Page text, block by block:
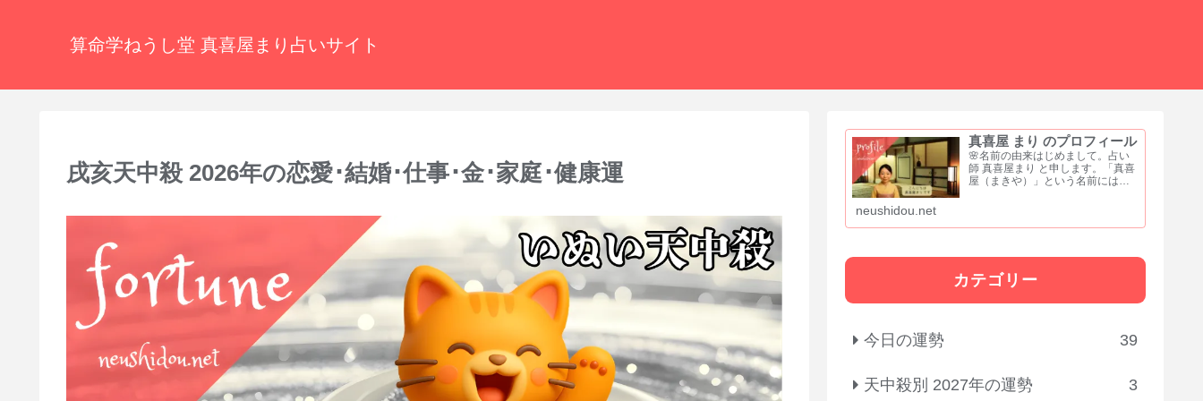
算命学ねうし堂 真喜屋まり占いサイト
戌亥天中殺 2026年の恋愛･結婚･仕事･金･家庭･健康運
真喜屋 まり のプロフィール
🌸名前の由来はじめまして。占い
師 真喜屋まり と申します。「真喜
屋（まきや）」という名前には、
「喜」は、喜びや祝福を分かち合
neushidou.net
カテゴリー
今日の運勢 39
天中殺別 2027年の運勢 3